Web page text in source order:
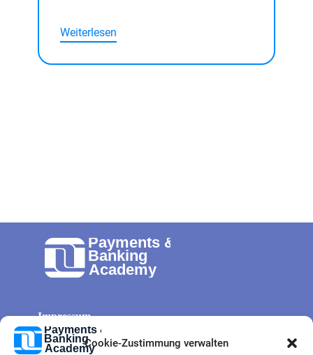
Cookie-Zustimmung verwalten
Weiterlesen
Impressum
Allg. Geschäftsbedingungen
Cookie-Richtlinie